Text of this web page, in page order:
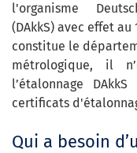
l'organisme
(DAkkS) avec effet au
constitue le
métrologique, il
l’étalonnage
certificats
Qui a besoin